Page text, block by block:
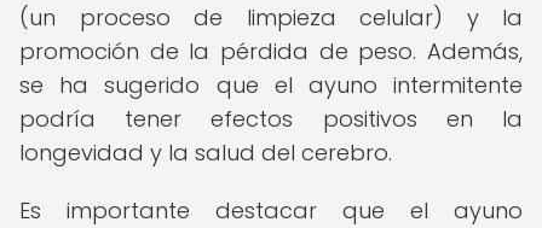
(un proceso de limpieza celular) y la
promoción de la pérdida de peso. Además,
se ha sugerido que el ayuno intermitente
podría tener efectos positivos en la
longevidad y la salud del cerebro.
Es importante destacar que el ayuno